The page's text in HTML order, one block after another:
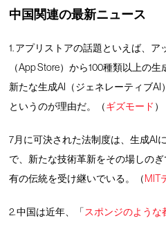
中国関連の最新ニュース
1. アプリストアの話題といえば、
（App Store）から100種類以上の
新たな生成AI（ジェネレーティブ
というのが理由だ。（ギズモード ）
7月に可決された法制度は、生成AI
で、新たな技術革新をその場しの
有の伝統を受け継いでいる。（MIT
2. 中国は近年、「 スポンジのような